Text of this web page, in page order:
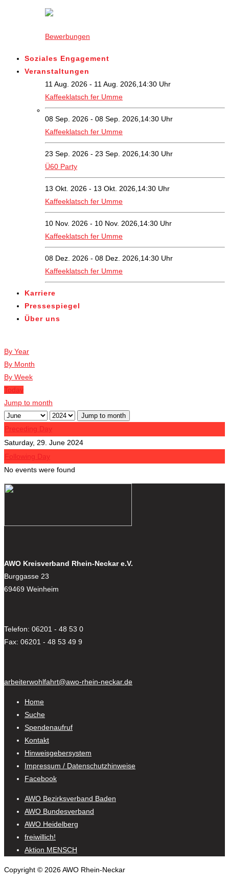
Bewerbungen
Soziales Engagement
Veranstaltungen
11 Aug. 2026 - 11 Aug. 2026,14:30 Uhr
Kaffeeklatsch fer Umme
08 Sep. 2026 - 08 Sep. 2026,14:30 Uhr
Kaffeeklatsch fer Umme
23 Sep. 2026 - 23 Sep. 2026,14:30 Uhr
Ü60 Party
13 Okt. 2026 - 13 Okt. 2026,14:30 Uhr
Kaffeeklatsch fer Umme
10 Nov. 2026 - 10 Nov. 2026,14:30 Uhr
Kaffeeklatsch fer Umme
08 Dez. 2026 - 08 Dez. 2026,14:30 Uhr
Kaffeeklatsch fer Umme
Karriere
Pressespiegel
Über uns
By Year
By Month
By Week
Today
Jump to month
Jump to month
Preceding Day
Saturday, 29. June 2024
Following Day
No events were found
AWO Kreisverband Rhein-Neckar e.V.
Burggasse 23
69469 Weinheim
Telefon: 06201 - 48 53 0
Fax: 06201 - 48 53 49 9
arbeiterwohlfahrt@awo-rhein-neckar.de
Home
Suche
Spendenaufruf
Kontakt
Hinweisgebersystem
Impressum / Datenschutzhinweise
Facebook
AWO Bezirksverband Baden
AWO Bundesverband
AWO Heidelberg
freiwillich!
Aktion MENSCH
Copyright © 2026 AWO Rhein-Neckar